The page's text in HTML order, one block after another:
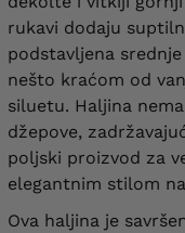
rukavi dodaju
podstavljena
nešto kraćom od
siluetu. Haljina
džepove,
poljski proizvod za
elegantnim stilom
Ova haljina je